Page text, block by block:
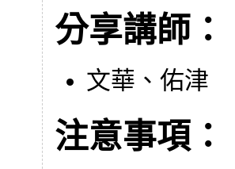
分享講師：
文華、佑津
注意事項：